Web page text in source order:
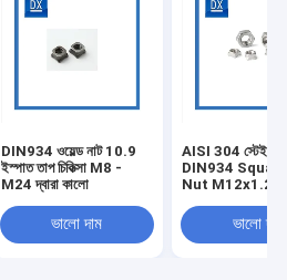
DIN934 ওয়েল্ড নাট 10.9
ইস্পাত তাপ চিকিত্সা M8 -
M24 দ্বারা কালো
ভালো দাম
AISI 304
DIN934 Squae
Nut M12x1.25
ভালো দাম